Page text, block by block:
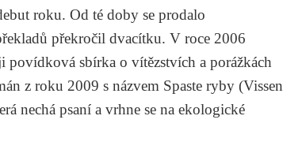
roku. Od té doby se prodalo
překročil dvacítku. V roce 2006
povídková sbírka o vítězstvích a porážkách
z roku 2009 s názvem Spaste ryby (Vissen
nechá psaní a vrhne se na ekologické